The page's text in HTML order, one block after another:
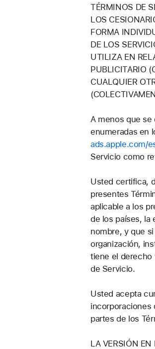
TÉRMINOS DE
LOS
FORMA
DE LOS
UTILIZA EN
PUBLICITARIO
CUALQUIER
A menos que
enumeradas en
ads.apple.com/
Servicio como
Usted certifica,
presentes
aplicable a los
de los países, la
nombre, y que
organización,
tiene el derecho
de Servicio.
Usted acepta
incorporaciones
partes de los
LA VERSIÓN